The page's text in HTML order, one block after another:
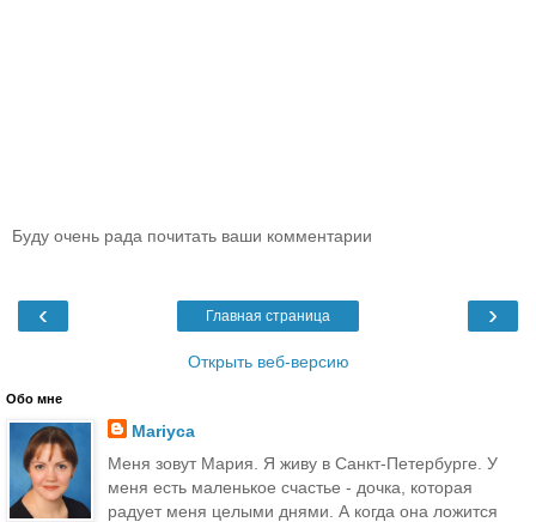
Буду очень рада почитать ваши комментарии
‹ ›
Главная страница
Открыть веб-версию
Обо мне
Mariyca
Меня зовут Мария. Я живу в Санкт-Петербурге. У
меня есть маленькое счастье - дочка, которая
радует меня целыми днями. А когда она ложится